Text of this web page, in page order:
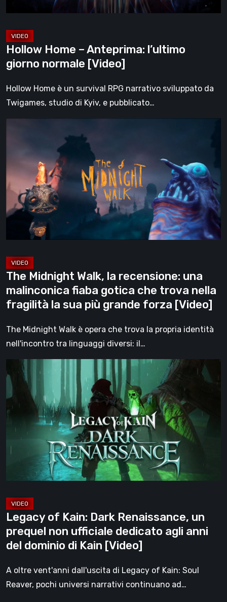
Hollow Home – Anteprima: l’ultimo
giorno normale [Video]
Hollow Home è un survival RPG narrativo sviluppato da
Twigames, studio di Kyiv, e pubblicato…
la
recensione:
una
malinconica
gotica
trova
nella
fragilità
la
forza
[Video]
The Midnight Walk, la recensione: una
malinconica fiaba gotica che trova nella
fragilità la sua più grande forza [Video]
The Midnight Walk è opera che trova la propria identità
nell'incontro tra linguaggi diversi: il…
Legacy
of
Dark
Renaissance,
ufficiale
agli
anni
del
dominio
Legacy of Kain: Dark Renaissance, un
prequel non ufficiale dedicato agli anni
del dominio di Kain [Video]
A oltre vent'anni dall'uscita di Legacy of Kain: Soul
Reaver, pochi universi narrativi continuano ad…